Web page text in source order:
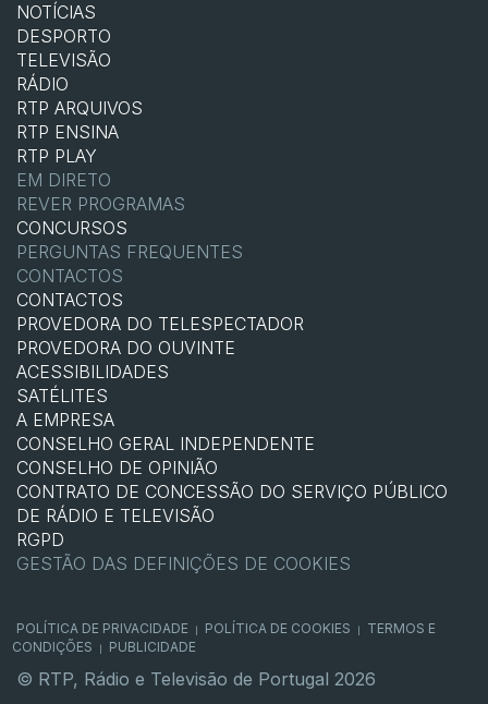
NOTÍCIAS
DESPORTO
TELEVISÃO
RÁDIO
RTP ARQUIVOS
RTP ENSINA
RTP PLAY
EM DIRETO
REVER PROGRAMAS
CONCURSOS
PERGUNTAS FREQUENTES
CONTACTOS
CONTACTOS
PROVEDORA DO TELESPECTADOR
PROVEDORA DO OUVINTE
ACESSIBILIDADES
SATÉLITES
A EMPRESA
CONSELHO GERAL INDEPENDENTE
CONSELHO DE OPINIÃO
CONTRATO DE CONCESSÃO DO SERVIÇO PÚBLICO
DE RÁDIO E TELEVISÃO
RGPD
GESTÃO DAS DEFINIÇÕES DE COOKIES
POLÍTICA DE PRIVACIDADE POLÍTICA DE COOKIES
TERMOS E
CONDIÇÕES
PUBLICIDADE
© RTP, Rádio e Televisão de Portugal 2026